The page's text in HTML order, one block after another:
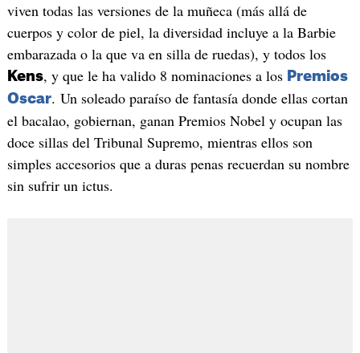
viven todas las versiones de la muñeca (más allá de
cuerpos y color de piel, la diversidad incluye a la Barbie
embarazada o la que va en silla de ruedas), y todos los
Kens, y que le ha valido 8 nominaciones a los Premios
Oscar. Un soleado paraíso de fantasía donde ellas cortan
el bacalao, gobiernan, ganan Premios Nobel y ocupan las
doce sillas del Tribunal Supremo, mientras ellos son
simples accesorios que a duras penas recuerdan su nombre
sin sufrir un ictus.